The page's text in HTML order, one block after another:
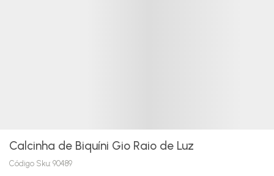
Calcinha de Biquíni Gio Raio de Luz
Código Sku: 90489